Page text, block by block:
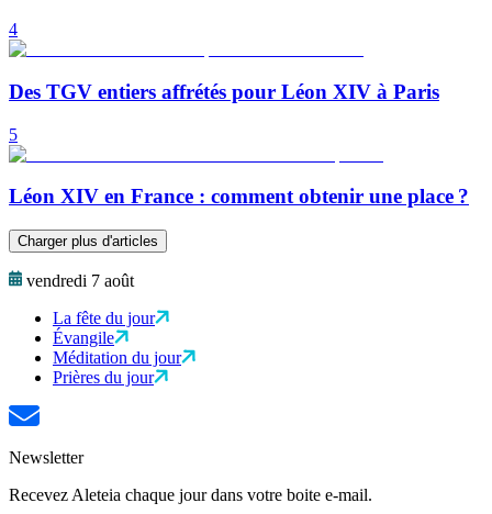
4
Des TGV entiers affrétés pour Léon XIV à Paris
5
Léon XIV en France : comment obtenir une place ?
Charger plus d'articles
vendredi 7 août
La fête du jour
Évangile
Méditation du jour
Prières du jour
Newsletter
Recevez Aleteia chaque jour dans votre boite e-mail.